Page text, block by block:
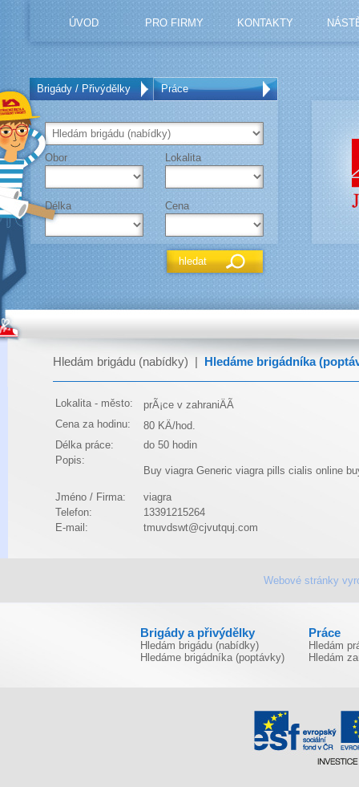
ÚVOD PRO FIRMY KONTAKTY
Brigády / Přivýdělky Práce
Obor Lokalita
Délka Cena
Hledám brigádu (nabídky) Hledáme brigádníka
Lokalita - město:
prÃ¡ce v zahraniÄÃ­
Cena za hodinu:
80 KÄ/hod.
Délka práce:
do 50 hodin
Popis:
Buy viagra Generic viagra pills cialis online
Jméno / Firma:
viagra
Telefon:
13391215264
E-mail:
tmuvdswt@cjvutquj.com
Webové stránky
Brigády a přivýdělky
Hledám brigádu (nabídky)
Hledáme brigádníka (poptávky)
Práce
Hledám
Hledám